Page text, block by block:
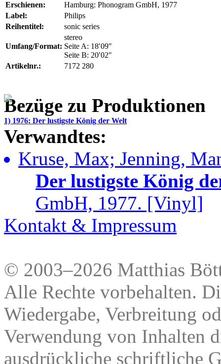
Erschienen:
Hamburg: Phonogram GmbH, 1977
Label:
Philips
Reihentitel:
sonic series
Umfang/Format:
stereo
Seite A: 18′09″
Seite B: 20′02″
Artikelnr.:
7172 280
Bezüge zu Produktionen
1) 1976: Der lustigste König der Welt
Verwandtes:
Kruse, Max; Jenning,
Der lustigste König
GmbH, 1977. [Vinyl]
Kontakt & Impressum
© 2003–2026 Matthias
Alle Rechte vorbehalten.
Wiedergabe, Verbreitung
Verwendung von Inhalten
ausdrückliche schriftliche